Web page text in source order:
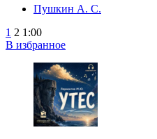
Пушкин А. С.
1 2 1:00
В избранное